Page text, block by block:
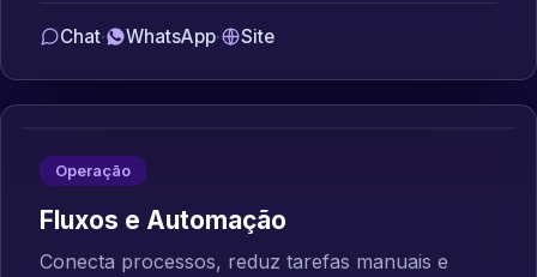
Chat· WhatsApp· Site
Operação
Fluxos e Automação
Conecta processos, reduz tarefas manuais e